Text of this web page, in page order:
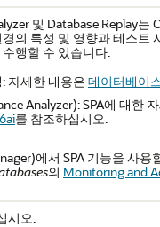
및 Database Replay
의 특성 및 영향과 테스트
행할 수 있습니다.
자세한 내용은 데이터베이
Analyzer): SPA에 대한
를 참조하십시오.
에서 SPA 기능을 사
의 Monitoring and
시오.